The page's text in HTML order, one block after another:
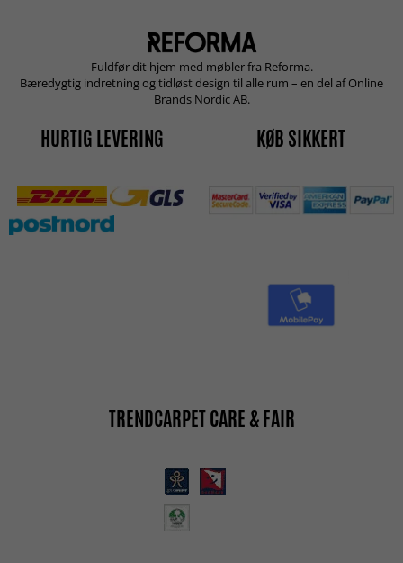
Fuldfør dit hjem med møbler fra Reforma.
Bæredygtig indretning og tidløst design til alle rum – en del af Online
Brands Nordic AB.
HURTIG LEVERING KØB SIKKERT
TRENDCARPET CARE & FAIR